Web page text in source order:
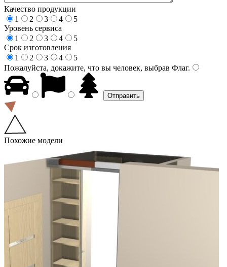
Качество продукции
1
2 3 4
5
Уровень сервиса
1
2 3 4
5
Срок изготовления
1
2 3 4
5
Пожалуйста, докажите, что вы человек, выбрав Флаг.
Похожие модели